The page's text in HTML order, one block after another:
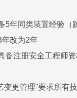
5年同类装置经验（
年改为2年
备注册安全工程师资
变更管理"要求所有